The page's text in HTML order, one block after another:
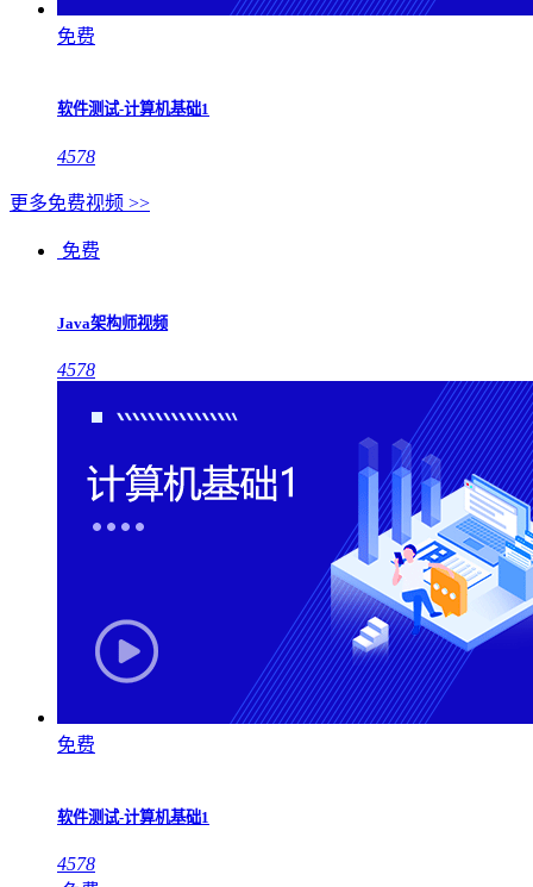
免费
软件测试-计算机基础1
4578
更多免费视频 >>
免费
Java架构师视频
4578
免费
软件测试-计算机基础1
4578